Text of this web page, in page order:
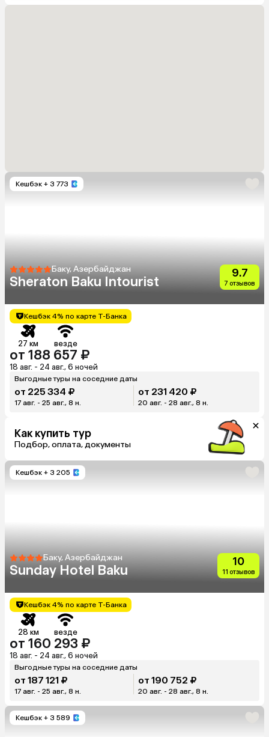
Кешбэк + 3 773
Баку, Азербайджан
Sheraton Baku Intourist
9.7
7 отзывов
Кешбэк 4% по карте Т-Банка
27 км везде
от 188 657 ₽
18 авг. - 24 авг., 6 ночей
Выгодные туры на соседние даты
от 225 334 ₽
17 авг. - 25 авг., 8 н.
от 231 420 ₽
20 авг. - 28 авг., 8 н.
Как купить тур
Подбор, оплата, документы
Кешбэк + 3 205
Баку, Азербайджан
Sunday Hotel Baku
10
11 отзывов
Кешбэк 4% по карте Т-Банка
28 км везде
от 160 293 ₽
18 авг. - 24 авг., 6 ночей
Выгодные туры на соседние даты
от 187 121 ₽
17 авг. - 25 авг., 8 н.
от 190 752 ₽
20 авг. - 28 авг., 8 н.
Кешбэк + 3 589